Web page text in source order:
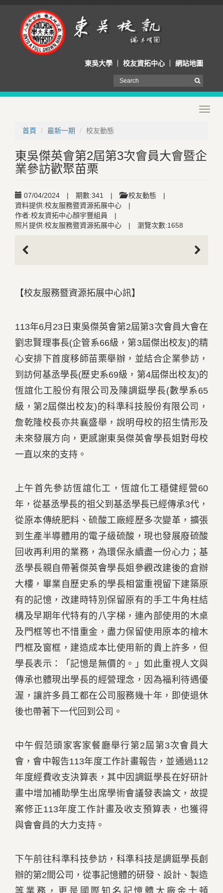
東吳大學 校友資拓中心 網站地圖
首頁
最新一期 校友動態
東吳傑英會第2屆第3次會員大會暨企
業參訪歡聚苗栗
07/04/2024 | 期數:341 | 校友動態
|
資料提供:校友服務暨資源拓展中心
|
作者:校友資拓中心顏宇豐組員
|
照片提供:校友服務暨資源拓展中心
| 瀏覽次數:1658
【校友服務暨資源拓展中心訊】
113年6月23日東吳傑英會第2屆第3次會員大會在
劉忠賢理事長(企管系66級，第3屆傑出校友)的精
心安排下首度移師苗栗舉辦，並結合企業參訪，
到訪何基丞學長(歷史系69級，第4屆傑出校友)的
恆誼化工股份有限公司及陳調鋌學長(數學系65
級，第2屆傑出校友)的科準科技股份有限公司，
詹乾隆校長亦共襄盛舉，說明母校的招生情形及
未來發展方向，更感謝東吳傑英會學長姐對母校
一直以來的支持。
上午首先參訪恆誼化工，恆誼化工穩健經營60
年，從基丞學長的祖父到基丞學長已經傳承3代，
從原本傳統肥料、硫酸工廠經歷多次變革，擴張
到生產半導體用的電子級硫酸，現也發展廢硫酸
回收再利用的業務，為環保永續盡一份心力；基
丞學長親自帶著傑英會學長姐參觀改建後的倉辦
大樓，畢業自歷史系的學長相當重視留下建築原
有的記憶，改建時特別保留原有的手工牛角柱結
構及早期年代特有的八字梯，連內部使用的木桌
及門框等也不惜重金，盡力保留使用原本的檜木
門框及窗框，建造成本比使用新的貴上許多，但
學長表示：「記憶是無價的。」如此重視人文與
傳承也體現出學長的經營理念，因為福利待遇優
渥，讓許多員工都在公司服務幾十年，即使退休
後也帶著下一代回到公司。
中午假范頭家客家餐廳舉行第2屆第3次會員大
會，會中報告113年度工作計畫報告，並通過112
年度經費收支決算表，其中因調鋌學長在好研計
畫中增加補助學生出席學術會議發表論文，故提
案修正113年度工作計畫及收支預算表，也獲得
與會會員的大力支持。
下午前往科準科技參訪，科準科技是調鋌學長創
辦的第2間公司，從事記憶體的研發、設計、製造
等業務，更是國際知名記憶體大廠金士頓